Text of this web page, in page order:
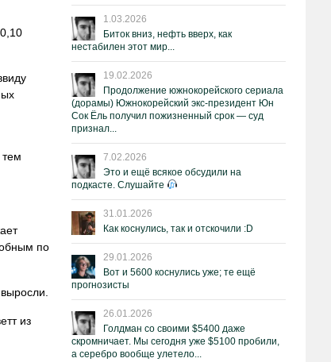
по
из
1.03.2026
Биток вниз, нефть вверх, как
нестабилен этот мир...
19.02.2026
Продолжение южнокорейского сериала
(дорамы) Южнокорейский экс-президент Юн
Сок Ёль получил пожизненный срок — суд
признал...
7.02.2026
Это и ещё всякое обсудили на
подкасте. Слушайте
31.01.2026
Как коснулись, так и отскочили :D
29.01.2026
Вот и 5600 коснулись уже; те ещё
прогнозисты
26.01.2026
Голдман со своими $5400 даже
скромничает. Мы сегодня уже $5100 пробили,
а серебро вообще улетело...